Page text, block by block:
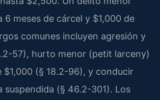
6 meses de cárcel y $1,000 de
comunes incluyen agresión y
57), hurto menor (petit larceny)
$1,000 (§ 18.2-96), y conducir
suspendida (§ 46.2-301). Los